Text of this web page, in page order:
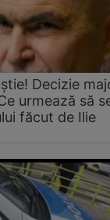
Decizie
urmează să
făcut de Ilie